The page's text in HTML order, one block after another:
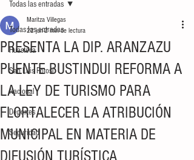
Todas las entradas
Huasteca
San Luis Potosí
Nacional
Deportes
Seguridad
Todas las entradas
PRESENTA LA DIP. ARANZAZU
PUENTE BUSTINDUI REFORMA A
LA LEY DE TURISMO PARA
FLORTALECER LA ATRIBUCIÓN
MUNICIPAL EN MATERIA DE
DIFUSIÓN TURÍSTICA
Maritza Villegas
22 jun2 min de lectura